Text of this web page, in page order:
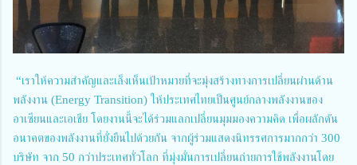
“เราให้ความสำคัญและเล็งเห็นเป้าหมายที่จะมุ่งสร้างทางการเปลี่ยนผ่านด้าน
พลังงาน (Energy Transition) ให้ประเทศไทยเป็นศูนย์กลางพลังงานของ
อาเซียนและเอเชีย โดยงานนี้จะได้ร่วมแลกเปลี่ยนมุมมองความคิด เพื่อผลักดัน
อนาคตของพลังงานที่ยั่งยืนไปด้วยกัน จากผู้ร่วมแสดงนิทรรศการมากกว่า 300
บริษัท จาก 50 กว่าประเทศทั่วโลก ที่มุ่งมั่นการเปลี่ยนถ่ายการใช้พลังงานโดย